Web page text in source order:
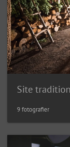
Site
9 fotografier